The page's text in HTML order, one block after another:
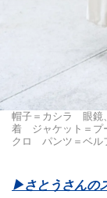
帽子＝カシラ 眼鏡
着 ジャケット＝プ
クロ パンツ＝ベル
▶さとうさんの